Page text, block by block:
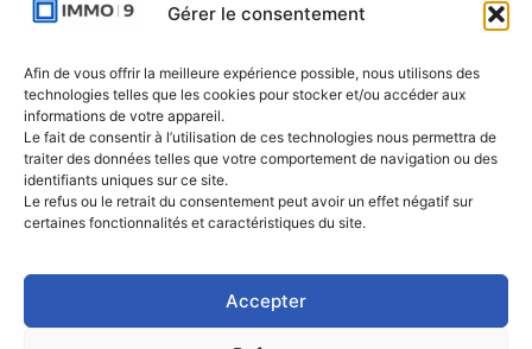
Gérer le consentement
Afin de vous offrir la meilleure expérience possible, nous utilisons des
technologies telles que les cookies pour stocker et/ou accéder aux
informations de votre appareil.
Le fait de consentir à l’utilisation de ces technologies nous permettra de
traiter des données telles que votre comportement de navigation ou des
identifiants uniques sur ce site.
Le refus ou le retrait du consentement peut avoir un effet négatif sur
certaines fonctionnalités et caractéristiques du site.
Accepter
491 - bte 12 |
IMMO-9 Namur |
Rue de l'Armée
Grouchy 1 |
5000 Namur
| Rue des